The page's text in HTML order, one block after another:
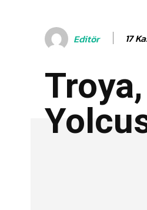
Editör 17